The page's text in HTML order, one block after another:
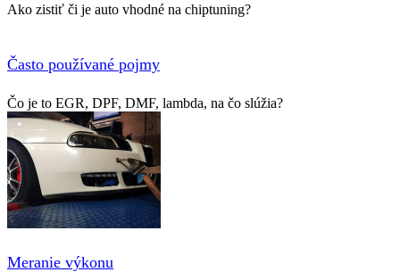
Ako zistiť či je auto vhodné na chiptuning?
Často používané pojmy
Čo je to EGR, DPF, DMF, lambda, na čo slúžia?
Meranie výkonu